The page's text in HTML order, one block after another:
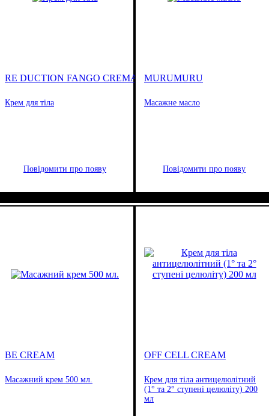
RE DUCTION FANGO CREMA
Крем для тіла
Повідомити про появу
MURUMURU
Масажне масло
Повідомити про появу
BE CREAM
Масажний крем 500 мл.
OFF CELL CREAM
Крем для тіла антицелюлітний
(1° та 2° ступені целюліту) 200
мл